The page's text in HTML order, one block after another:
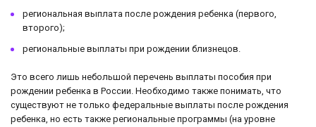
региональная выплата после рождения ребенка (первого,
второго);
региональные выплаты при рождении близнецов.
Это всего лишь небольшой перечень выплаты пособия при
рождении ребенка в России. Необходимо также понимать, что
существуют не только федеральные выплаты после рождения
ребенка, но есть также региональные программы (на уровне